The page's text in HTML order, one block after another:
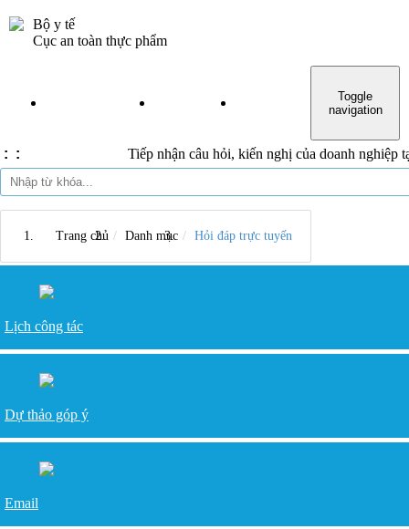
Bộ y tế
Cục an toàn thực phẩm
THỦ TỤC
Toggle
navigation
: : Tiếp nhận câu hỏi, kiến nghị của doanh nghiệp tại
Trang chủ Danh mục Hỏi đáp trực tuyến
Lịch công tác
Dự thảo góp ý
Email